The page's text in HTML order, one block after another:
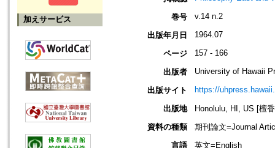
加えサービス 巻号 v.14 n.2
出版年月日 1964.07
ページ 157 - 166
出版者 University of Hawaii
出版サイト https://
出版地
Honolulu, HI, US [檀
資料の種類
期刊論文=Journal
言語
英文=English